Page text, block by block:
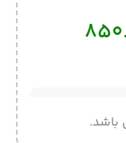
باشد.